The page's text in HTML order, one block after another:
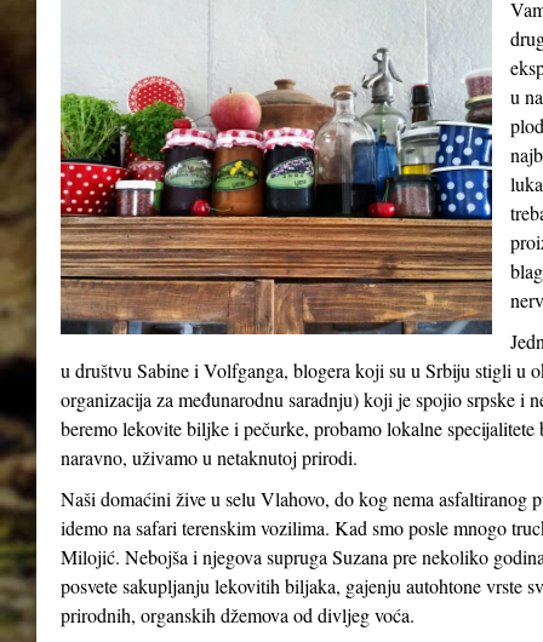
u
u društvu Sabine i Volfganga, blogera koji su u Srbiju stigli u
organizacija za međunarodnu saradnju) koji je spojio srpske i
beremo lekovite biljke i pečurke, probamo lokalne
naravno, uživamo u netaknutoj prirodi.
Naši domaćini žive u selu Vlahovo, do kog nema asfaltiranog
idemo na safari terenskim vozilima. Kad smo posle mnogo
Milojić. Nebojša i njegova supruga Suzana pre nekoliko
posvete sakupljanju lekovitih biljaka, gajenju autohtone vrste
prirodnih, organskih džemova od divljeg voća.